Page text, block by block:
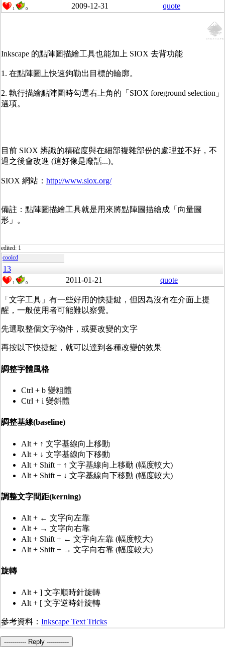
1 0 2009-12-31 quote
Inkscape 的點陣圖描繪工具也能加上 SIOX 去背功能
1. 在點陣圖上快速鉤勒出目標的輪廓。
2. 執行描繪點陣圖時勾選右上角的「SIOX foreground selection」
選項。
目前 SIOX 辨識的精確度與在細部複雜部份的處理並不好，不
過之後會改進 (這好像是廢話...)。
SIOX 網站： http://www.siox.org/
備註：點陣圖描繪工具就是用來將點陣圖描繪成「向量圖
形」。
edited: 1
coolcd
13
1 0 2011-01-21 quote
「文字工具」有一些好用的快捷鍵，但因為沒有在介面上提
醒，一般使用者可能難以察覺。
先選取整個文字物件，或要改變的文字
再按以下快捷鍵，就可以達到各種改變的效果
調整字體風格
Ctrl + b 變粗體
Ctrl + i 變斜體
調整基線(baseline)
Alt + ↑ 文字基線向上移動
Alt + ↓ 文字基線向下移動
Alt + Shift + ↑ 文字基線向上移動 (幅度較大)
Alt + Shift + ↓ 文字基線向下移動 (幅度較大)
調整文字間距(kerning)
Alt + ← 文字向左靠
Alt + → 文字向右靠
Alt + Shift + ← 文字向左靠 (幅度較大)
Alt + Shift + → 文字向右靠 (幅度較大)
旋轉
Alt + ] 文字順時針旋轉
Alt + [ 文字逆時針旋轉
參考資料： Inkscape Text Tricks
----------- Reply -----------